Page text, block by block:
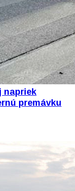
napriek
premávku